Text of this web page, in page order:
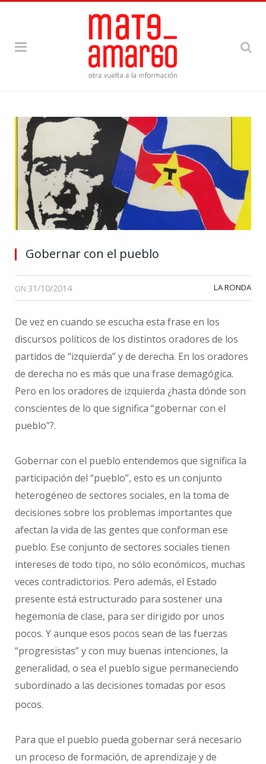
Gobernar con el pueblo
ON 31/10/2014 LA RONDA
De vez en cuando se escucha esta frase en los
discursos políticos de los distintos oradores de los
partidos de “izquierda” y de derecha. En los oradores
de derecha no es más que una frase demagógica.
Pero en los oradores de izquierda ¿hasta dónde son
conscientes de lo que significa “gobernar con el
pueblo”?.
Gobernar con el pueblo entendemos que significa la
participación del “pueblo”, esto es un conjunto
heterogéneo de sectores sociales, en la toma de
decisiones sobre los problemas importantes que
afectan la vida de las gentes que conforman ese
pueblo. Ese conjunto de sectores sociales tienen
intereses de todo tipo, no sólo económicos, muchas
veces contradictorios. Pero además, el Estado
presente está estructurado para sostener una
hegemonía de clase, para ser dirigido por unos
pocos. Y aunque esos pocos sean de las fuerzas
“progresistas” y con muy buenas intenciones, la
generalidad, o sea el pueblo sigue permaneciendo
subordinado a las decisiones tomadas por esos
pocos.
Para que el pueblo pueda gobernar será necesario
un proceso de formación, de aprendizaje y de